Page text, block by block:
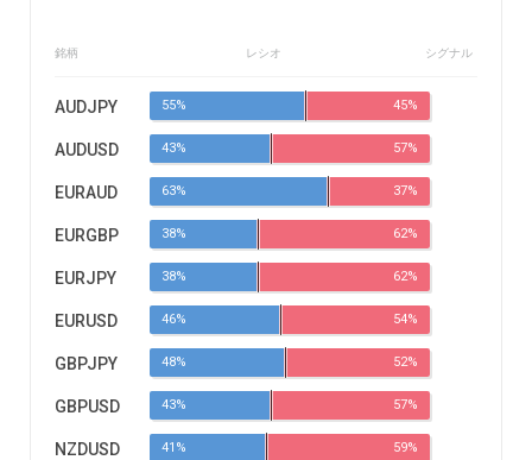
銘柄 レシオ シグナル
AUDJPY 55% 45%
AUDUSD 43% 57%
EURAUD 63% 37%
EURGBP 38% 62%
EURJPY 38% 62%
EURUSD 46% 54%
GBPJPY 48% 52%
GBPUSD 43% 57%
NZDUSD 41% 59%